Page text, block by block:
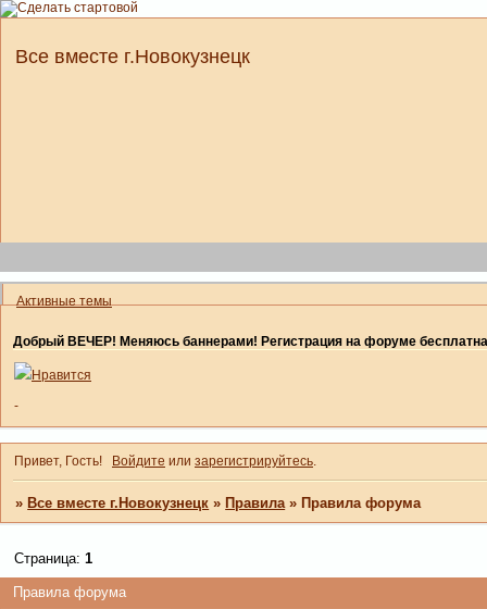
Все вместе г.Новокузнецк
Активные темы
Добрый ВЕЧЕР! Меняюсь баннерами! Регистрация на форуме бесплатна
Нравится
-
Привет, Гость! Войдите или зарегистрируйтесь.
»Все вместе г.Новокузнецк »Правила »Правила форума
Правила форума
Страница:1